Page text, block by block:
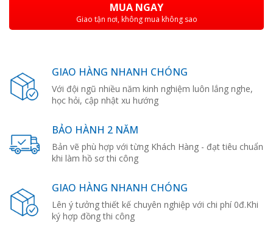
MUA NGAY
Giao tận nơi, không mua không sao
GIAO HÀNG NHANH CHÓNG
Với đội ngũ nhiều năm kinh nghiệm luôn lắng nghe,
học hỏi, cập nhật xu hướng
BẢO HÀNH 2 NĂM
Bản vẽ phù hợp với từng Khách Hàng - đạt tiêu chuẩn
khi làm hồ sơ thi công
GIAO HÀNG NHANH CHÓNG
Lên ý tưởng thiết kế chuyên nghiệp với chi phí 0đ.Khi
ký hợp đồng thi công